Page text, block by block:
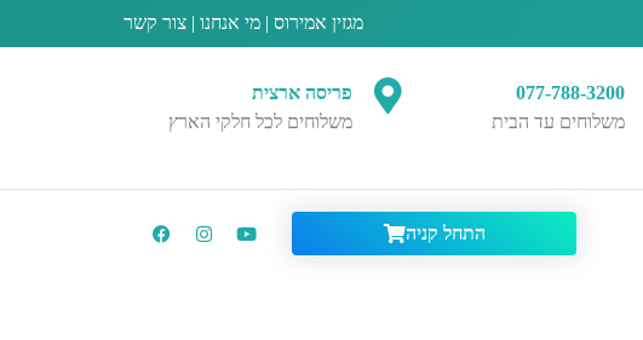
מגזין אמירוס | מי אנחנו | צור קשר
077-788-3200
משלוחים עד הבית
פריסה ארצית
משלוחים לכל חלקי הארץ
התחל קניה